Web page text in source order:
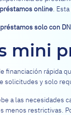
online.
solo con
mini
financiación rápida
solicitudes y solo
a las necesidades
menos restrictivas.